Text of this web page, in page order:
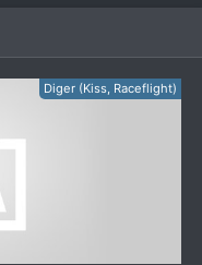
Diger (Kiss, Raceflight)